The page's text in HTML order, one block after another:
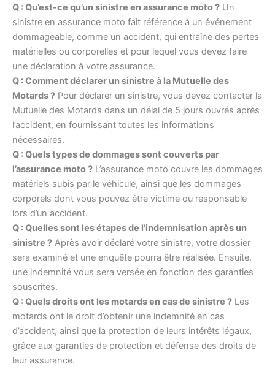
Q : Qu’est-ce qu’un sinistre en assurance moto ? Un
sinistre en assurance moto fait référence à un événement
dommageable, comme un accident, qui entraîne des pertes
matérielles ou corporelles et pour lequel vous devez faire
une déclaration à votre assurance.
Q : Comment déclarer un sinistre à la Mutuelle des
Motards ? Pour déclarer un sinistre, vous devez contacter la
Mutuelle des Motards dans un délai de 5 jours ouvrés après
l’accident, en fournissant toutes les informations
nécessaires.
Q : Quels types de dommages sont couverts par
l’assurance moto ? L’assurance moto couvre les dommages
matériels subis par le véhicule, ainsi que les dommages
corporels dont vous pouvez être victime ou responsable
lors d’un accident.
Q : Quelles sont les étapes de l’indemnisation après un
sinistre ? Après avoir déclaré votre sinistre, votre dossier
sera examiné et une enquête pourra être réalisée. Ensuite,
une indemnité vous sera versée en fonction des garanties
souscrites.
Q : Quels droits ont les motards en cas de sinistre ? Les
motards ont le droit d’obtenir une indemnité en cas
d’accident, ainsi que la protection de leurs intérêts légaux,
grâce aux garanties de protection et défense des droits de
leur assurance.